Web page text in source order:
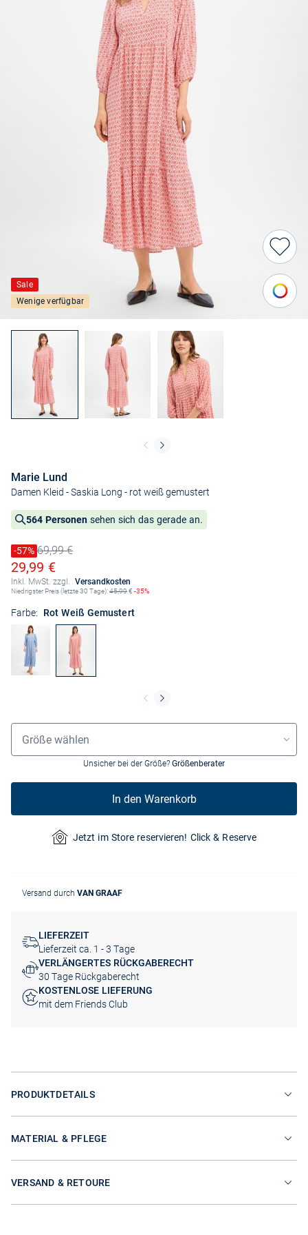
Sale
Wenige verfügbar
Marie Lund
Damen Kleid - Saskia Long - rot weiß gemustert
564 Personen sehen sich das gerade an.
Preis reduziert um
-57%
Alter Preis69,99 €
Ermäßigter Preis
29,99 €
Inkl. MwSt. zzgl. Versandkosten
Niedrigster Preis (letzte 30 Tage):45,99€ -35%
Farbe: Rot Weiß Gemustert
Größenauswahl
Größe wählen
Unsicher bei der Größe? Größenberater
In den Warenkorb
Jetzt im Store reservieren! Click & Reserve
Versand durch VAN GRAAF
LIEFERZEIT
Lieferzeit ca. 1 - 3 Tage
VERLÄNGERTES RÜCKGABERECHT
30 Tage Rückgaberecht
KOSTENLOSE LIEFERUNG
mit dem Friends Club
PRODUKTDETAILS
MATERIAL & PFLEGE
VERSAND & RETOURE